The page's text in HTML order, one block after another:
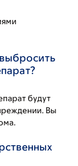
будут
Вы